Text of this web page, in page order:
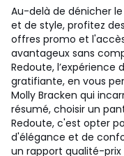
Au-delà de dénicher
et de style, profitez
offres promo et
avantageux sans
Redoute,
gratifiante, en vous
Molly Bracken qui
résumé, choisir un
Redoute, c'est opter
d'élégance et de
un rapport qualité-prix